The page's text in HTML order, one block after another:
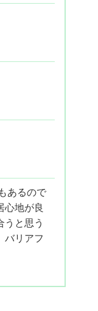
あるので
心地が良
うと思う
バリアフ